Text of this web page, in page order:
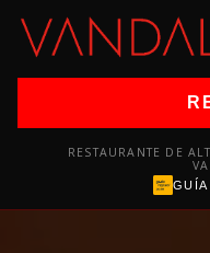
content
RESTAURANTE DE